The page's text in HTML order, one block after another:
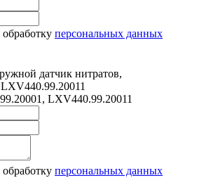
персональных данных
датчик нитратов,
LXV440.99.20011
персональных данных